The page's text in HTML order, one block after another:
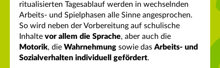
ritualisierten Tagesablauf werden in wechselnden
Arbeits- und Spielphasen alle Sinne angesprochen.
So wird neben der Vorbereitung auf schulische
Inhaltevor allem die Sprache, aber auch die
Motorik, dieWahrnehmung sowie dasArbeits- und
Sozialverhalten individuell gefördert.